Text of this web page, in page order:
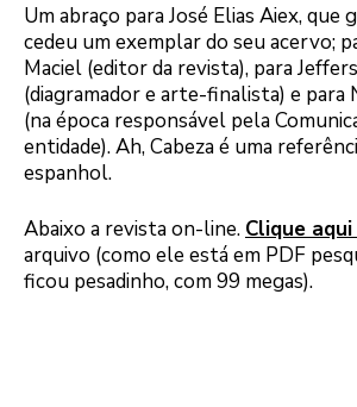
Um abraço para José Elias Aiex,
cedeu um exemplar do seu acervo;
Maciel (editor da revista), para
(diagramador e arte-finalista) e para
(na época responsável pela
entidade). Ah, Cabeza é uma
espanhol.
Abaixo a revista on-line. Clique aqui
arquivo (como ele está em PDF
ficou pesadinho, com 99 megas).